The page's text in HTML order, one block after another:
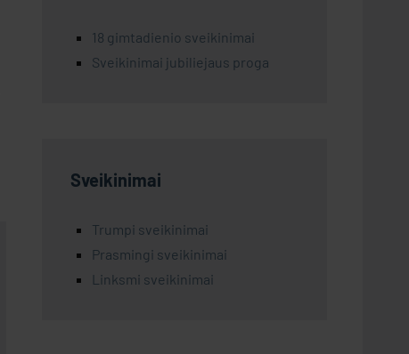
18 gimtadienio sveikinimai
Sveikinimai jubiliejaus proga
Sveikinimai
Trumpi sveikinimai
Prasmingi sveikinimai
Linksmi sveikinimai